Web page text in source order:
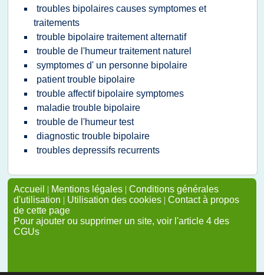
troubles bipolaires causes symptomes et
traitements
trouble bipolaire traitement alternatif
trouble de l'humeur traitement naturel
symptomes d' un personne bipolaire
patient trouble bipolaire
trouble affectif bipolaire symptomes
maladie trouble bipolaire
trouble de l'humeur test
diagnostic trouble bipolaire
troubles depressifs recurrents
Accueil | Mentions légales | Conditions générales
d'utilisation | Utilisation des cookies | Contact à propos
de cette page
Pour ajouter ou supprimer un site, voir l'article 4 des
CGUs